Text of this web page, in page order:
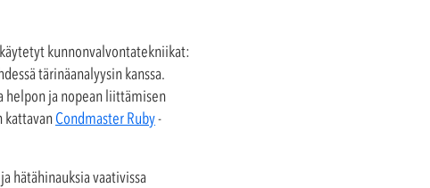
kunnonvalvontatekniikat:
tärinäanalyysin kanssa.
helpon ja nopean liittämisen
kattavanCondmaster Ruby-
hätähinauksia vaativissa